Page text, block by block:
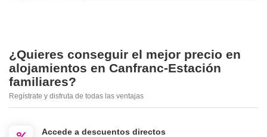
¿Quieres conseguir el mejor precio en
alojamientos en Canfranc-Estación
familiares?
Regístrate y disfruta de todas las ventajas
Accede a descuentos directos